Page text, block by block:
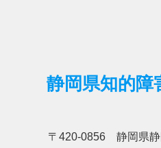
静岡県知的障
〒420-0856 静岡県静